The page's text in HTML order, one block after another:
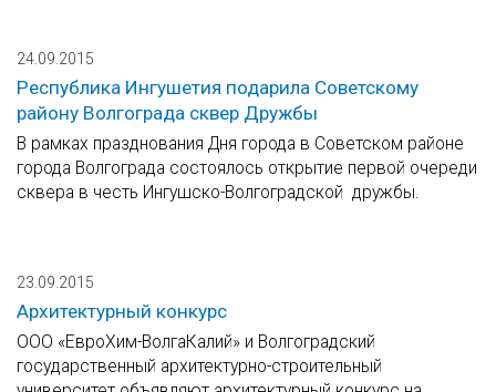
24.09.2015
Республика Ингушетия подарила Советскому
району Волгограда сквер Дружбы
В рамках празднования Дня города в Советском районе
города Волгограда состоялось открытие первой очереди
сквера в честь Ингушско-Волгоградской дружбы.
23.09.2015
Архитектурный конкурс
ООО «ЕвроХим-ВолгаКалий» и Волгоградский
государственный архитектурно-строительный